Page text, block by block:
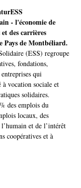
- l'économie de
des carrières
Pays de Montbéliard.
(ESS) regroupe
fondations,
qui
vocation sociale et
solidaires.
des emplois du
locaux, des
et de l’intérêt
coopératives et à